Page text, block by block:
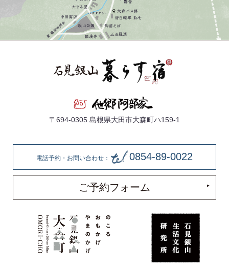
〒694-0305 島根県大田市大森町ハ159-1
電話予約・お問い合わせ： 0854-89-0022
ご予約フォーム